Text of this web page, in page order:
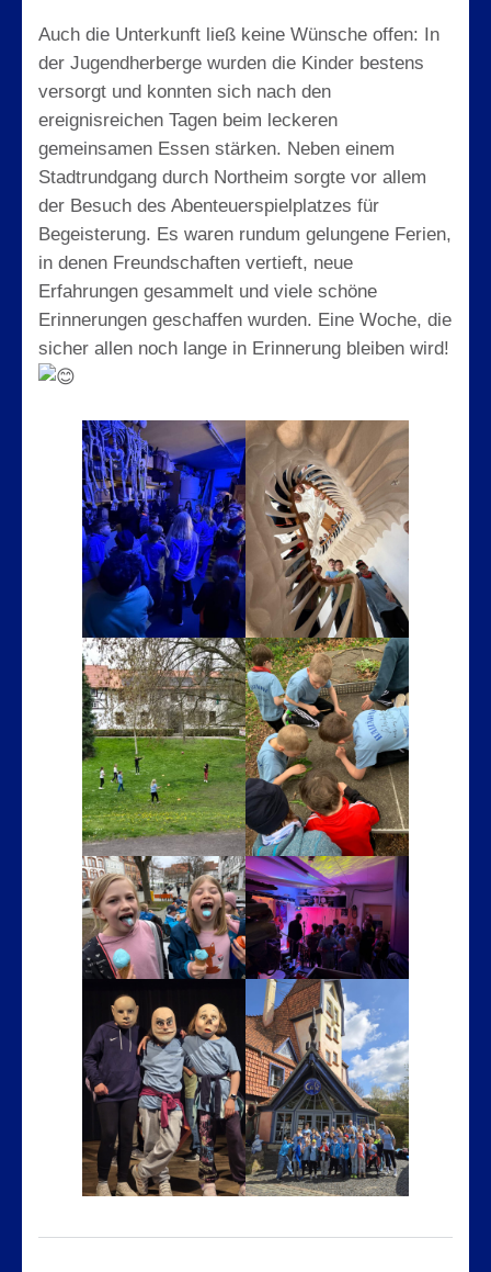
Auch die Unterkunft ließ keine Wünsche offen: In
der Jugendherberge wurden die Kinder bestens
versorgt und konnten sich nach den
ereignisreichen Tagen beim leckeren
gemeinsamen Essen stärken. Neben einem
Stadtrundgang durch Northeim sorgte vor allem
der Besuch des Abenteuerspielplatzes für
Begeisterung. Es waren rundum gelungene Ferien,
in denen Freundschaften vertieft, neue
Erfahrungen gesammelt und viele schöne
Erinnerungen geschaffen wurden. Eine Woche, die
sicher allen noch lange in Erinnerung bleiben wird!